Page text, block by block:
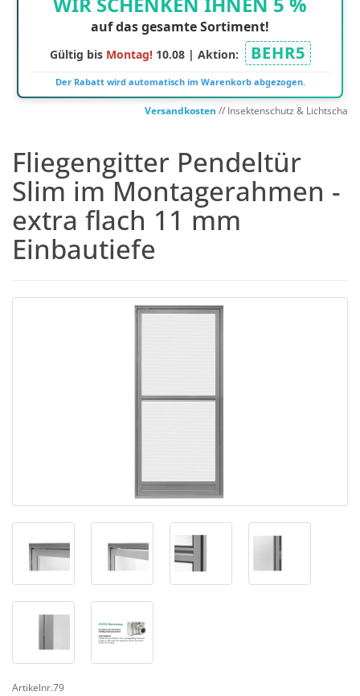
auf das gesamte Sortiment!
Gültig bis Montag!10.08 | Aktion: BEHR5
Der Rabatt wird automatisch im Warenkorb abgezogen.
Versandkosten// Insektenschutz &
Fliegengitter Pendeltür
Slim im Montagerahmen -
extra flach 11 mm
Einbautiefe
Artikelnr.79